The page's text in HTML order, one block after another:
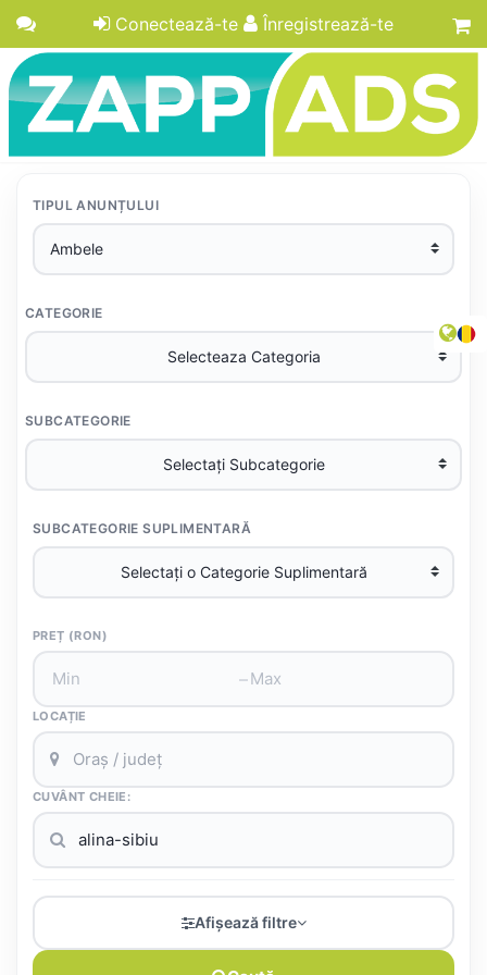
Conectează-te Înregistrează-te
TIPUL ANUNȚULUI
CATEGORIE
SUBCATEGORIE
SUBCATEGORIE SUPLIMENTARĂ
PREȚ (RON)
–
LOCAȚIE
CUVÂNT CHEIE:
Afișează filtre